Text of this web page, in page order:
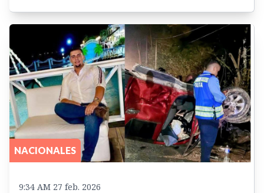
NACIONALES
9:34 AM 27 feb. 2026